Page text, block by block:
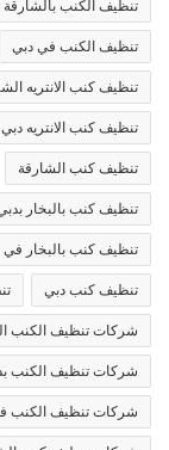
تنظيف الكنب بالشارقة
تنظيف الكنب في دبي
تنظيف كنب الانتريه
تنظيف كنب الانتريه دبي
تنظيف كنب الشارقة
تنظيف كنب بالبخار
تنظيف كنب بالبخار في
تنظيف كنب دبي
شركات تنظيف الكنب
شركات تنظيف الكنب
شركات تنظيف الكنب